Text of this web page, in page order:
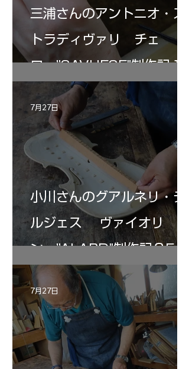
三浦さんのアントニオ・ス
トラディヴァリ チェ
ロ ”SAVUESE"制作記１2
小川さんのグアルネリ・デ
ルジェス ヴァイオリ
ン ”ALARD"制作記３5
7月27日
7月27日